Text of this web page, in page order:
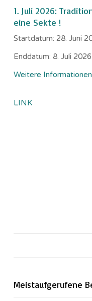
1. Juli 2026:
eine Sekte !
Startdatum: 28. Juni
Enddatum: 8. Juli 2026
Weitere Informationen
LINK
Meistaufgerufene